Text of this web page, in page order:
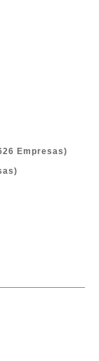
Empresas)